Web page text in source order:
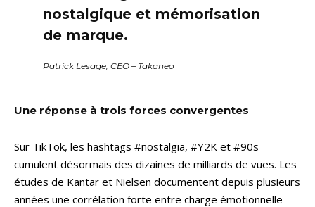
nostalgique et mémorisation
de marque.
Patrick Lesage, CEO – Takaneo
Une réponse à trois forces convergentes
Sur TikTok, les hashtags #nostalgia, #Y2K et #90s
cumulent désormais des dizaines de milliards de vues. Les
études de Kantar et Nielsen documentent depuis plusieurs
années une corrélation forte entre charge émotionnelle